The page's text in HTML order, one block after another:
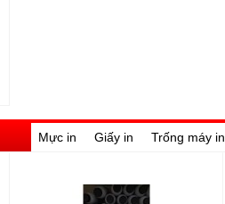
Mực in Giấy in Trống máy in